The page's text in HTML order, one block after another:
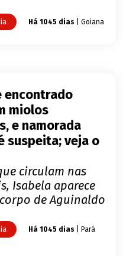
Há 1045 dias | Goiana
encontrado
miolos
e namorada
suspeita; veja o
circulam nas
Isabela aparece
de Aguinaldo
Há 1045 dias | Pará